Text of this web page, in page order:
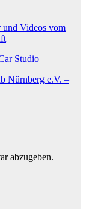
Videos vom
Studio
Nürnberg e.V. –
abzugeben.